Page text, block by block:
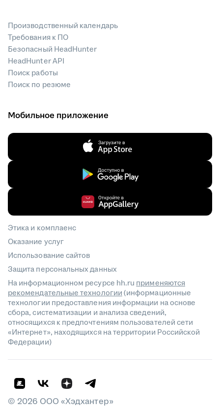
Производственный календарь
Требования к ПО
Безопасный HeadHunter
HeadHunter API
Поиск работы
Поиск по резюме
Мобильное приложение
Этика и комплаенс
Оказание услуг
Использование сайтов
Защита персональных данных
На информационном ресурсе hh.ru применяются
рекомендательные технологии(информационные
технологии предоставления информации на основе
сбора, систематизации и анализа сведений,
относящихся к предпочтениям пользователей сети
«Интернет», находящихся на территории Российской
Федерации)
© 2026 ООО «Хэдхантер»